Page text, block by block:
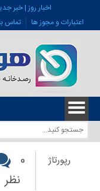
اخبار روز | خبر
اعتبارات و مجوز ها
تماس
رپورتاژ
0
نظر